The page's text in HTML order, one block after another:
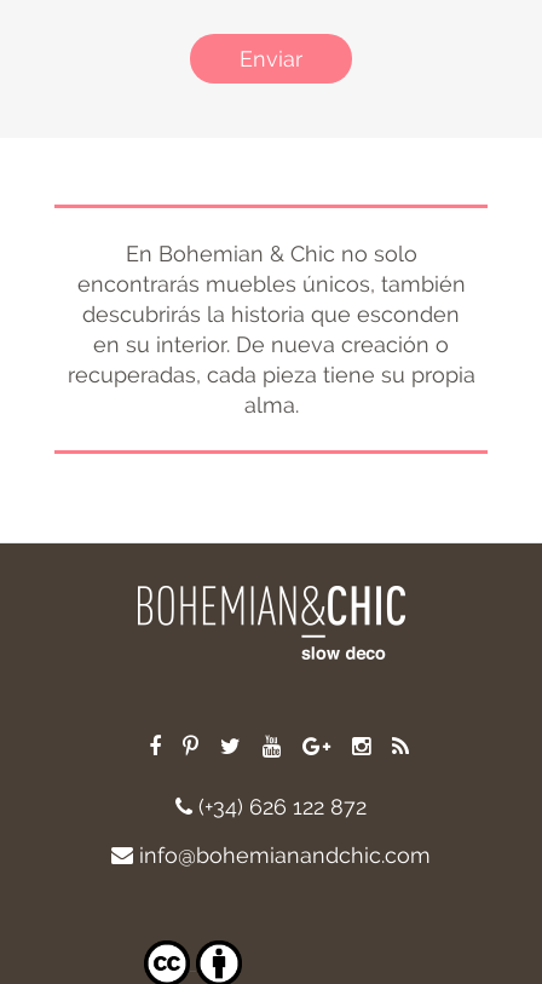
Enviar
En Bohemian & Chic no solo
encontrarás muebles únicos, también
descubrirás la historia que esconden
en su interior. De nueva creación o
recuperadas, cada pieza tiene su propia
alma.
(+34) 626 122 872
info@bohemianandchic.com